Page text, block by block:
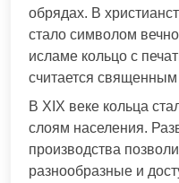
обрядах. В
стало символом
исламе кольцо с
считается
В XIX веке кольца
слоям населения.
производства
разнообразные и